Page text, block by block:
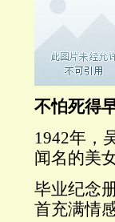
不怕死得
1942年，
闻名的美
毕业纪念
首充满情